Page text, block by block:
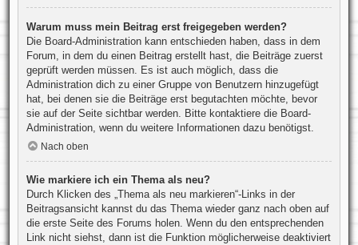
Warum muss mein Beitrag erst freigegeben werden?
Die Board-Administration kann entschieden haben, dass in dem
Forum, in dem du einen Beitrag erstellt hast, die Beiträge zuerst
geprüft werden müssen. Es ist auch möglich, dass die
Administration dich zu einer Gruppe von Benutzern hinzugefügt
hat, bei denen sie die Beiträge erst begutachten möchte, bevor
sie auf der Seite sichtbar werden. Bitte kontaktiere die Board-
Administration, wenn du weitere Informationen dazu benötigst.
Nach oben
Wie markiere ich ein Thema als neu?
Durch Klicken des „Thema als neu markieren“-Links in der
Beitragsansicht kannst du das Thema wieder ganz nach oben auf
die erste Seite des Forums holen. Wenn du den entsprechenden
Link nicht siehst, dann ist die Funktion möglicherweise deaktiviert